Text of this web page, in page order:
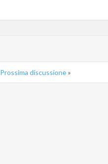
Prossima discussione»